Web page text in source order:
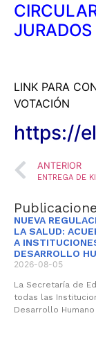
JURADOS
LINK PARA
VOTACIÓN
https://
ANTERIOR
NUEVA
LA SALUD:
A
DESARROLLO
2026-08-05
La Secretaría de
todas las
Desarrollo Humano